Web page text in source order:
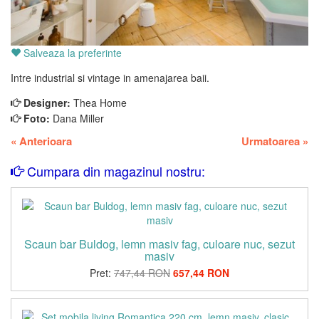
Salveaza la preferinte
Intre industrial si vintage in amenajarea baii.
Designer: Thea Home
Foto: Dana Miller
« Anterioara Urmatoarea »
Cumpara din magazinul nostru:
Scaun bar Buldog, lemn masiv fag, culoare nuc, sezut
masiv
Pret: 747,44 RON 657,44 RON